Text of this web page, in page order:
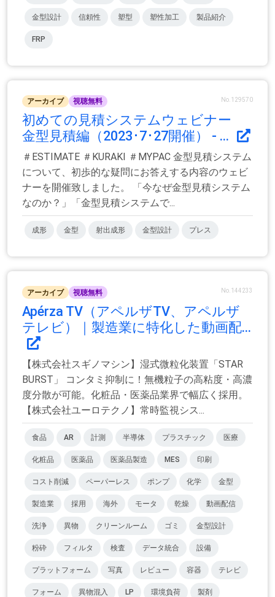
金型設計 信頼性 塑型 塑性加工 製品紹介
FRP
アーカイブ 視聴無料 No.129570
初めての見積システムウェビナー
金型見積編（2023･7･27開催） - ...
＃ESTIMATE ＃KURAKI ＃MYPAC 金型見積システム
について、初歩的な疑問にお答えする内容のウェビ
ナーを開催致しました。 「今なぜ金型見積システム
なのか？」「金型見積システムで...
成形 金型 射出成形 金型設計 プレス
アーカイブ 視聴無料 No.144233
Apérza TV（アペルザTV、アペルザ
テレビ）｜製造業に特化した動画配...
【株式会社スギノマシン】湿式微粒化装置「STAR
BURST」 コンタミ抑制に！無機粒子の高粘度・高濃
度分散が可能。化粧品・医薬品業界で幅広く採用。
【株式会社ユーロテクノ】常時監視シス...
食品 AR 計測 半導体 プラスチック 医療
化粧品 医薬品 医薬品製造 MES 印刷
コスト削減 ペーパーレス ポンプ 化学 金型
製造業 採用 海外 モータ 乾燥 動画配信
洗浄 異物 クリーンルーム ゴミ 金型設計
粉砕 フィルタ 検査 データ統合 設備
プラットフォーム 写真 レビュー 容器 テレビ
フォーム 異物混入 LP 環境負荷 製剤